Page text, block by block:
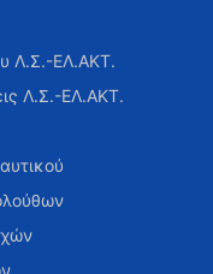
Λ.Σ.-ΕΛ.ΑΚΤ.
Λ.Σ.-ΕΛ.ΑΚΤ.